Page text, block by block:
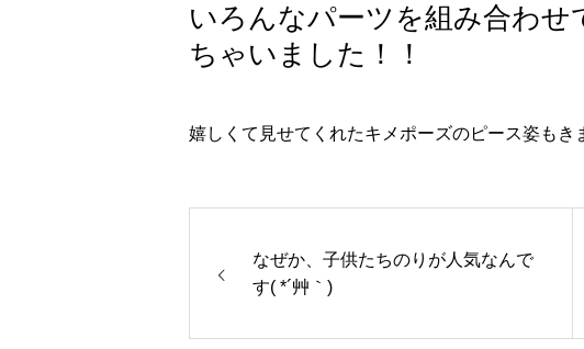
いろんなパーツを組み合わ
ちゃいました！！
嬉しくて見せてくれたキメポーズのピース姿もき
なぜか、子供たちのりが人気なんで
す( *´艸｀)